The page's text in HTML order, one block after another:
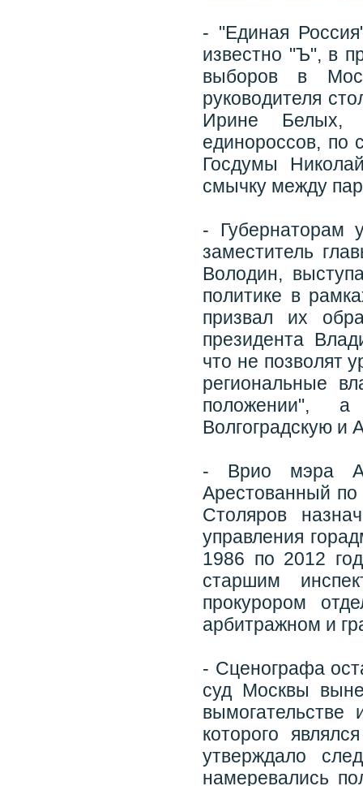
- "Единая
известно "Ъ", в
выборов в
руководителя
Ирине Белых,
единороссов, по
Госдумы
смычку между
- Губернаторам
заместитель
Володин,
политике в
призвал их
президента
что не позволят
региональные
положении", а
Волгоградскую и
- Врио мэра
Арестованный
Столяров
управления
1986 по 2012
старшим
прокурором
арбитражном и
- Сценографа
суд Москвы
которого
утверждало
намеревались